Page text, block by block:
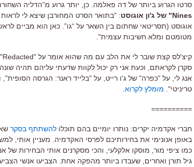
סרטו הגרוע ביותר של דה פאלמה. כן, יותר גרוע מ”הדליה
Nines" של ג'ון אוגוסט
אוגוסט (תסריטאי שחתום בין השאר על “גו”. כאן הוא מביים
מטומטם ומלא חשיבות עצמית".
סקרן לקראתם, וכעת אני רק יכול לקוות שדעתי עליהם תהיה
אנג לי, על "כפרה" של ג'ו רייט, על "בלייד ראנר: הגרסה הסופית",
טריניטי". מומלץ לקרוא
==========
חברי אקדמיה יקרים: נותרו יומיים בהם תוכלו להשתתף בסקר
באופן אנונימי את בחירותיכם לפרסי האקדמיה. מעניין אותי,
כמו ציפי מור, מוסקו אלקלעי, והכי מסקרנים אותי הבחירות של
גיל תורן ואחרים, שעבדו ביותר מהפקה אחת. הצביעו אנשי